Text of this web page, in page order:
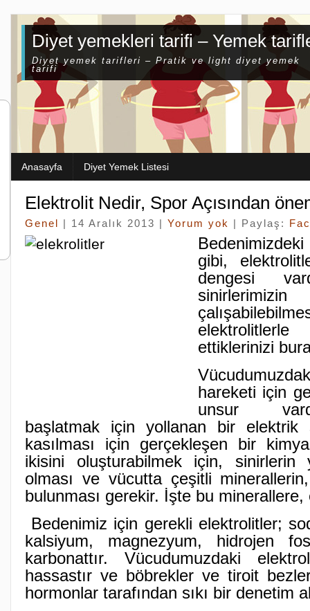
Diyet yemekleri tarifi – Yemek
Diyet yemek tarifleri – Pratik ve light diyet yemek
tarifi
Anasayfa Diyet Yemek Listesi
Elektrolit Nedir, Spor Açısından
Genel | 14 Aralık 2013 | Yorum yok | Paylaş:
gibi,
dengesi
ettiklerinizi
hareketi için
unsur
başlatmak için yollanan bir elektrik
kasılması için gerçekleşen bir
ikisini oluşturabilmek için, sinirlerin
olması ve vücutta çeşitli
bulunması gerekir. İşte bu
Bedenimiz için gerekli elektrolitler;
kalsiyum, magnezyum, hidrojen
karbonattır. Vücudumuzdaki
hassastır ve böbrekler ve tiroit
hormonlar tarafından sıkı bir denetim